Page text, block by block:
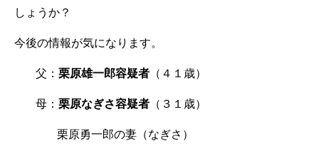
しょうか？
今後の情報が気になります。
父： 栗原雄一郎容疑者 （４１歳）
母： 栗原なぎさ容疑者 （３１歳）
栗原勇一郎の妻（なぎさ）